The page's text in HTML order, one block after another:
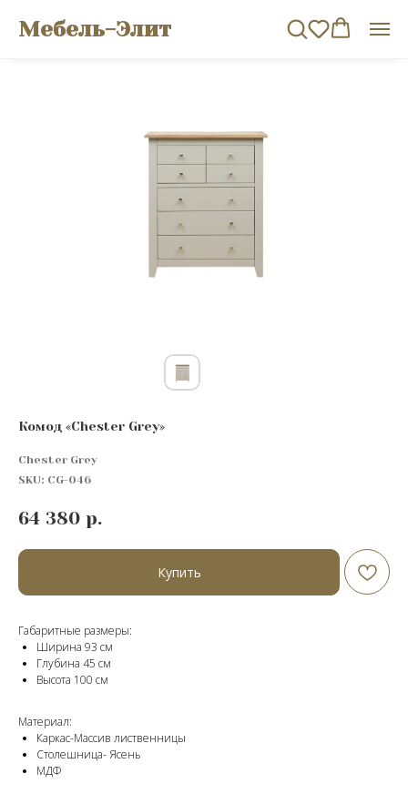
Мебель-Элит
Комод «Chester Grey»
Chester Grey
SKU: CG-046
64 380 р.
Купить
Габаритные размеры:
Ширина 93 см
Глубина 45 см
Высота 100 см
Материал:
Каркас-Массив лиственницы
Cтолешница- Ясень
МДФ